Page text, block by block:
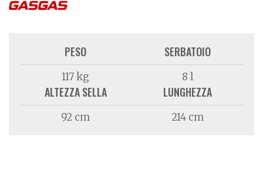
PESO
117 kg
SERBATOIO
8 l
ALTEZZA SELLA
92 cm
LUNGHEZZA
214 cm